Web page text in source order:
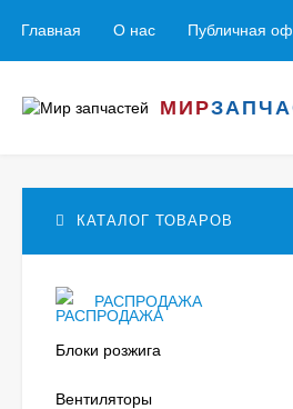
Главная О нас Публичная
МИР
КАТАЛОГ ТОВАРОВ
РАСПРОДАЖА
Блоки розжига
Вентиляторы